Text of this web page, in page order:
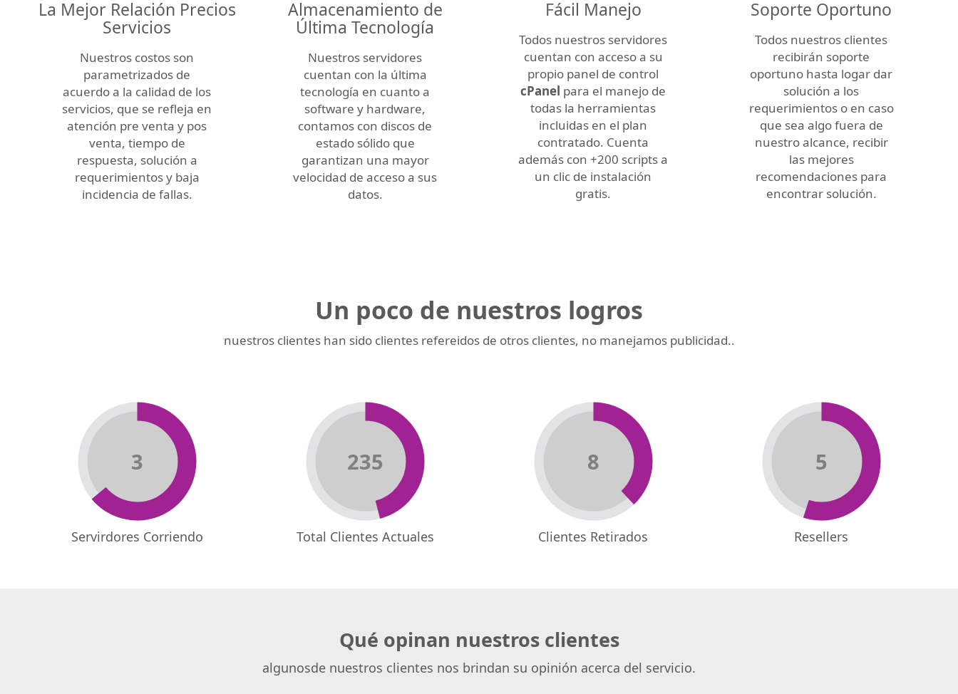
La Mejor Relación Precios
Servicios
Nuestros costos son
parametrizados de
acuerdo a la calidad de los
servicios, que se refleja en
atención pre venta y pos
venta, tiempo de
respuesta, solución a
requerimientos y baja
incidencia de fallas.
Almacenamiento de
Última Tecnología
Nuestros servidores
cuentan con la última
tecnología en cuanto a
software y hardware,
contamos con discos de
estado sólido que
garantizan una mayor
velocidad de acceso a sus
datos.
Fácil Manejo
Todos nuestros servidores
cuentan con acceso a su
propio panel de control
cPanel para el manejo de
todas la herramientas
incluidas en el plan
contratado. Cuenta
además con +200 scripts a
un clic de instalación
gratis.
Soporte Oportuno
Todos nuestros clientes
recibirán soporte
oportuno hasta logar dar
solución a los
requerimientos o en caso
que sea algo fuera de
nuestro alcance, recibir
las mejores
recomendaciones para
encontrar solución.
Un poco de nuestros logros
nuestros clientes han sido clientes refereidos de otros clientes, no manejamos publicidad..
3
Servirdores Corriendo
235
Total Clientes Actuales
8
Clientes Retirados
5
Resellers
Qué opinan nuestros clientes
algunosde nuestros clientes nos brindan su opinión acerca del servicio.